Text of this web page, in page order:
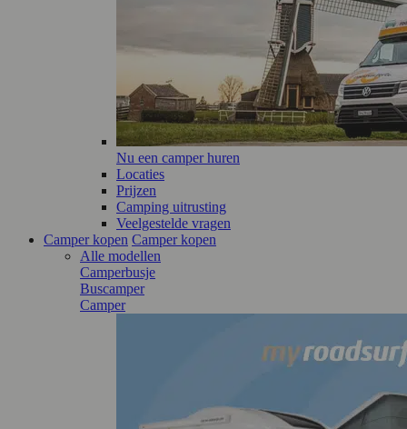
Nu een camper huren
Locaties
Prijzen
Camping uitrusting
Veelgestelde vragen
Camper kopen Camper kopen
Alle modellen
Camperbusje
Buscamper
Camper